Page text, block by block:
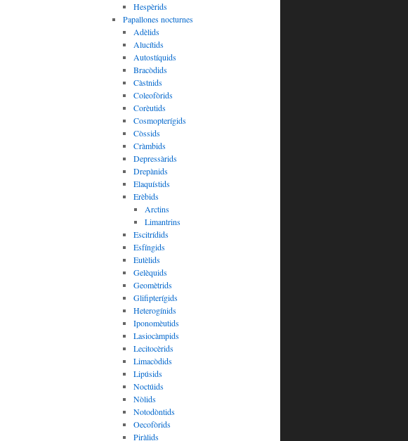
Hespèrids
Papallones nocturnes
Adèlids
Alucítids
Autostíquids
Bracòdids
Càstnids
Coleofòrids
Corèutids
Cosmopterígids
Còssids
Cràmbids
Depressàrids
Drepànids
Elaquístids
Erèbids
Arctins
Limantrins
Escitrídids
Esfíngids
Eutèlids
Gelèquids
Geomètrids
Glifipterígids
Heterogínids
Iponomèutids
Lasiocàmpids
Lecitocèrids
Limacòdids
Lipúsids
Noctúids
Nòlids
Notodòntids
Oecofòrids
Piràlids